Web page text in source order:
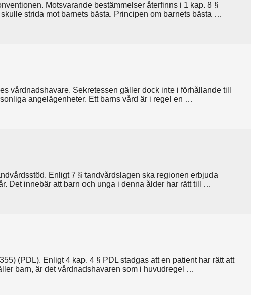
Motsvarande bestämmelser återfinns i 1 kap. 8 §
strida mot barnets bästa. Principen om barnets bästa …
vårdnadshavare. Sekretessen gäller dock inte i förhållande till
angelägenheter. Ett barns vård är i regel en …
Enligt 7 § tandvårdslagen ska regionen erbjuda
Det innebär att barn och unga i denna ålder har rätt till …
(PDL). Enligt 4 kap. 4 § PDL stadgas att en patient har rätt att
barn, är det vårdnadshavaren som i huvudregel …